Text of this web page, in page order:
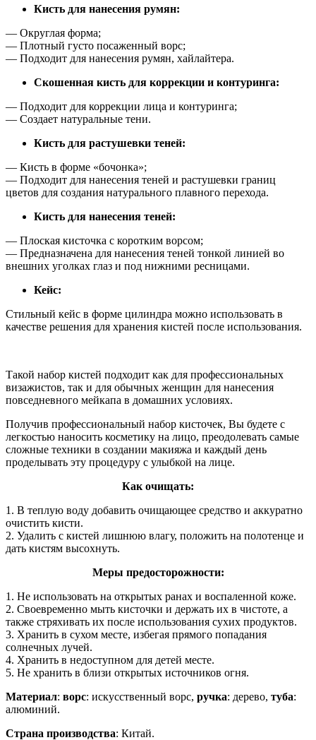
Кисть для нанесения румян:
— Округлая форма;
— Плотный густо посаженный ворс;
— Подходит для нанесения румян, хайлайтера.
Скошенная кисть для коррекции и контуринга:
— Подходит для коррекции лица и контуринга;
— Создает натуральные тени.
Кисть для растушевки теней:
— Кисть в форме «бочонка»;
— Подходит для нанесения теней и растушевки границ
цветов для создания натурального плавного перехода.
Кисть для нанесения теней:
— Плоская кисточка с коротким ворсом;
— Предназначена для нанесения теней тонкой линией во
внешних уголках глаз и под нижними ресницами.
Кейс:
Стильный кейс в форме цилиндра можно использовать в
качестве решения для хранения кистей после использования.
Такой набор кистей подходит как для профессиональных
визажистов, так и для обычных женщин для нанесения
повседневного мейкапа в домашних условиях.
Получив профессиональный набор кисточек, Вы будете с
легкостью наносить косметику на лицо, преодолевать самые
сложные техники в создании макияжа и каждый день
проделывать эту процедуру с улыбкой на лице.
Как очищать:
1. В теплую воду добавить очищающее средство и аккуратно
очистить кисти.
2. Удалить с кистей лишнюю влагу, положить на полотенце и
дать кистям высохнуть.
Меры предосторожности:
1. Не использовать на открытых ранах и воспаленной коже.
2. Своевременно мыть кисточки и держать их в чистоте, а
также стряхивать их после использования сухих продуктов.
3. Хранить в сухом месте, избегая прямого попадания
солнечных лучей.
4. Хранить в недоступном для детей месте.
5. Не хранить в близи открытых источников огня.
Материал: ворс: искусственный ворс, ручка: дерево, туба:
алюминий.
Страна производства: Китай.